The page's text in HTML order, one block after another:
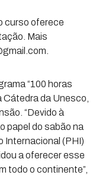
curso oferece
Mais
“100 horas
Cátedra da Unesco,
“Devido à
papel do sabão na
Internacional (PHI)
a oferecer esse
todo o continente”,